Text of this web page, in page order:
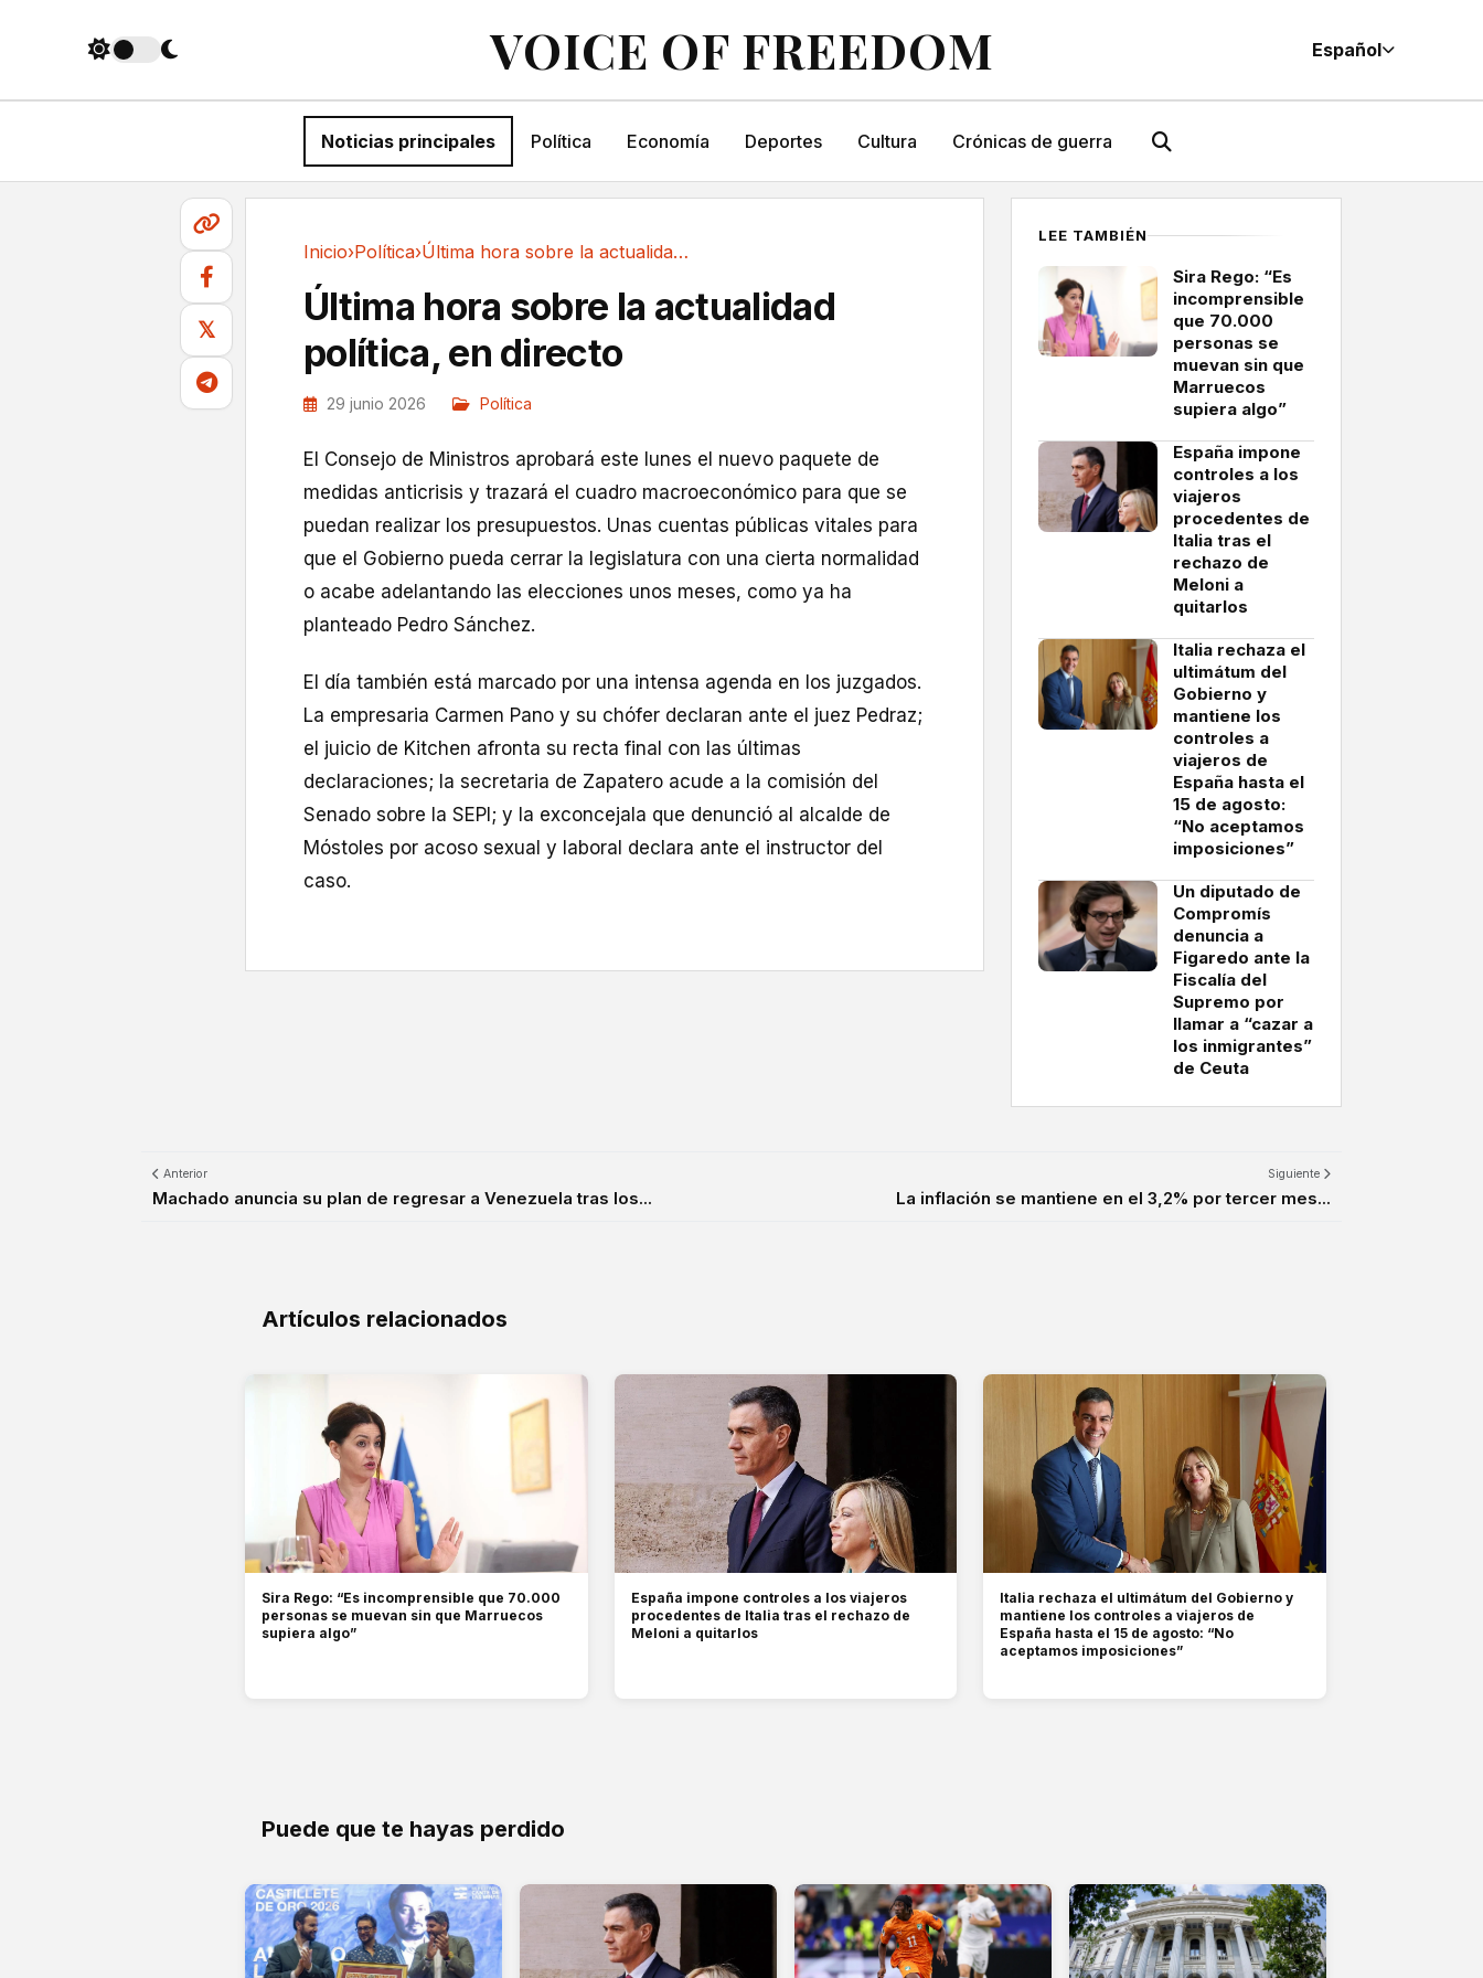
VOICE OF FREEDOM Español
Noticias principales Política Economía Deportes Cultura Crónicas de guerra
𝕏
Inicio›Política› Última hora sobre la actualidad política, en directo
Última hora sobre la actualidad
política, en directo
29 junio 2026 Política
El Consejo de Ministros aprobará este lunes el nuevo paquete de
medidas anticrisis y trazará el cuadro macroeconómico para que se
puedan realizar los presupuestos. Unas cuentas públicas vitales para
que el Gobierno pueda cerrar la legislatura con una cierta normalidad
o acabe adelantando las elecciones unos meses, como ya ha
planteado Pedro Sánchez.
El día también está marcado por una intensa agenda en los juzgados.
La empresaria Carmen Pano y su chófer declaran ante el juez Pedraz;
el juicio de Kitchen afronta su recta final con las últimas
declaraciones; la secretaria de Zapatero acude a la comisión del
Senado sobre la SEPI; y la exconcejala que denunció al alcalde de
Móstoles por acoso sexual y laboral declara ante el instructor del
caso.
LEE TAMBIÉN
Sira Rego: “Es
incomprensible
que 70.000
personas se
muevan sin que
Marruecos
supiera algo”
España impone
controles a los
viajeros
procedentes de
Italia tras el
rechazo de
Meloni a
quitarlos
Italia rechaza el
ultimátum del
Gobierno y
mantiene los
controles a
viajeros de
España hasta el
15 de agosto:
“No aceptamos
imposiciones”
Un diputado de
Compromís
denuncia a
Figaredo ante la
Fiscalía del
Supremo por
llamar a “cazar a
los inmigrantes”
de Ceuta
Anterior
Machado anuncia su plan de regresar a Venezuela tras los...
Siguiente
La inflación se mantiene en el 3,2% por tercer mes...
Artículos relacionados
Sira Rego: “Es incomprensible que 70.000
personas se muevan sin que Marruecos
supiera algo”
España impone controles a los viajeros
procedentes de Italia tras el rechazo de
Meloni a quitarlos
Italia rechaza el ultimátum del Gobierno y
mantiene los controles a viajeros de
España hasta el 15 de agosto: “No
aceptamos imposiciones”
Puede que te hayas perdido